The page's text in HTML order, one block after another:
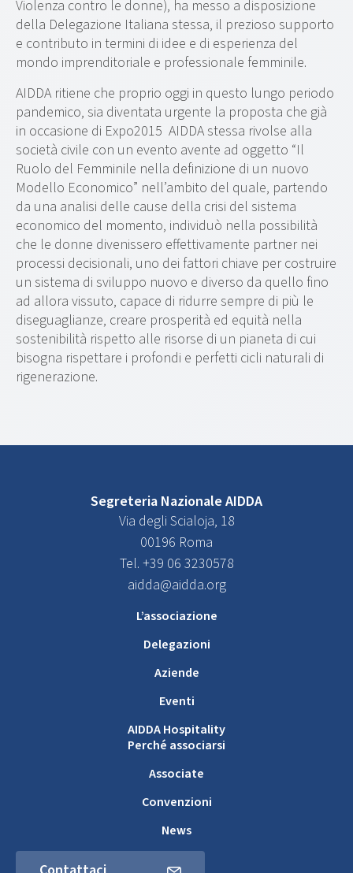
Violenza contro le donne), ha messo a disposizione
della Delegazione Italiana stessa, il prezioso supporto
e contributo in termini di idee e di esperienza del
mondo imprenditoriale e professionale femminile.
AIDDA ritiene che proprio oggi in questo lungo periodo
pandemico, sia diventata urgente la proposta che già
in occasione di Expo2015 AIDDA stessa rivolse alla
società civile con un evento avente ad oggetto “Il
Ruolo del Femminile nella definizione di un nuovo
Modello Economico” nell’ambito del quale, partendo
da una analisi delle cause della crisi del sistema
economico del momento, individuò nella possibilità
che le donne divenissero effettivamente partner nei
processi decisionali, uno dei fattori chiave per costruire
un sistema di sviluppo nuovo e diverso da quello fino
ad allora vissuto, capace di ridurre sempre di più le
diseguaglianze, creare prosperità ed equità nella
sostenibilità rispetto alle risorse di un pianeta di cui
bisogna rispettare i profondi e perfetti cicli naturali di
rigenerazione.
Segreteria Nazionale AIDDA
Via degli Scialoja, 18
00196 Roma
Tel. +39 06 3230578
aidda@aidda.org
L’associazione
Delegazioni
Aziende
Eventi
AIDDA Hospitality
Perché associarsi
Associate
Convenzioni
News